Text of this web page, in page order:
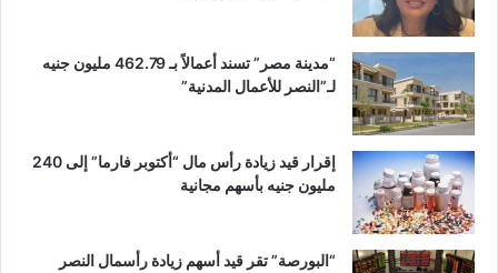
“مدينة مصر” تسند أعمالاً بـ 462.79 مليون جنيه
لـ”النصر للأعمال المدنية”
إقرار قيد زيادة رأس مال “أكتوبر فارما” إلى 240
مليون جنيه بأسهم مجانية
“البورصة” تقر قيد أسهم زيادة رأسمال النصر